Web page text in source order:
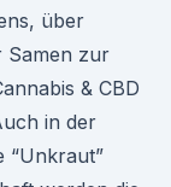
über
Samen zur
& CBD
in der
“Unkraut”